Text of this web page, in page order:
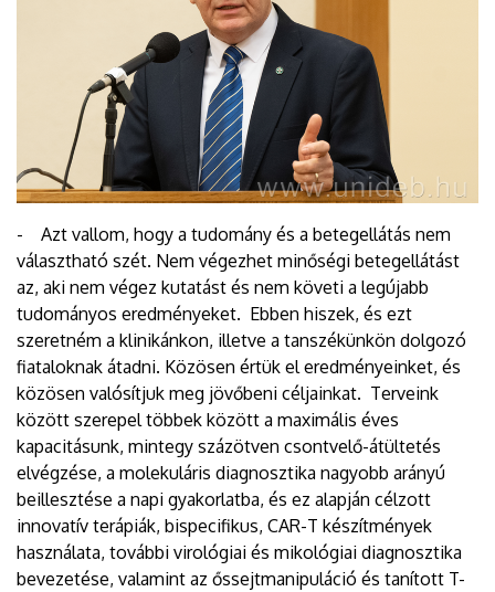
- Azt vallom, hogy a tudomány és a betegellátás nem
választható szét. Nem végezhet minőségi betegellátást
az, aki nem végez kutatást és nem követi a legújabb
tudományos eredményeket. Ebben hiszek, és ezt
szeretném a klinikánkon, illetve a tanszékünkön dolgozó
fiataloknak átadni. Közösen értük el eredményeinket, és
közösen valósítjuk meg jövőbeni céljainkat. Terveink
között szerepel többek között a maximális éves
kapacitásunk, mintegy százötven csontvelő-átültetés
elvégzése, a molekuláris diagnosztika nagyobb arányú
beillesztése a napi gyakorlatba, és ez alapján célzott
innovatív terápiák, bispecifikus, CAR-T készítmények
használata, további virológiai és mikológiai diagnosztika
bevezetése, valamint az őssejtmanipuláció és tanított T-